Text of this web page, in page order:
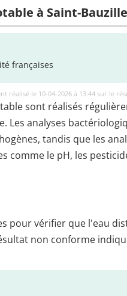
à Saint-
françaises
réalisé le 10-04-2026 à 13:44 sur le
sont réalisés
Les analyses
tandis que les
comme le pH, les
pour vérifier que l'eau
non conforme